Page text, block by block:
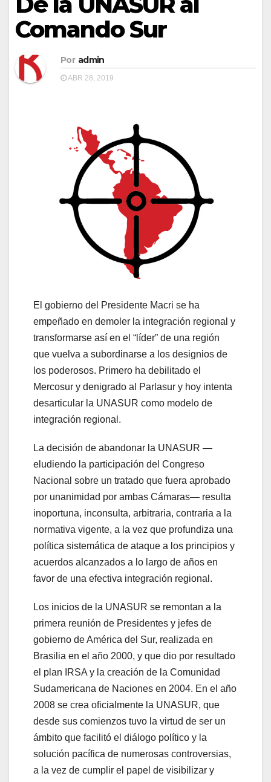
Comando Sur
Por admin
ABR 28, 2019
El gobierno del Presidente Macri se ha
empeñado en demoler la integración regional y
transformarse así en el “líder” de una región
que vuelva a subordinarse a los designios de
los poderosos. Primero ha debilitado el
Mercosur y denigrado al Parlasur y hoy intenta
desarticular la UNASUR como modelo de
integración regional.
La decisión de abandonar la UNASUR —
eludiendo la participación del Congreso
Nacional sobre un tratado que fuera aprobado
por unanimidad por ambas Cámaras— resulta
inoportuna, inconsulta, arbitraria, contraria a la
normativa vigente, a la vez que profundiza una
política sistemática de ataque a los principios y
acuerdos alcanzados a lo largo de años en
favor de una efectiva integración regional.
Los inicios de la UNASUR se remontan a la
primera reunión de Presidentes y jefes de
gobierno de América del Sur, realizada en
Brasilia en el año 2000, y que dio por resultado
el plan IRSA y la creación de la Comunidad
Sudamericana de Naciones en 2004. En el año
2008 se crea oficialmente la UNASUR, que
desde sus comienzos tuvo la virtud de ser un
ámbito que facilitó el diálogo político y la
solución pacífica de numerosas controversias,
a la vez de cumplir el papel de visibilizar y